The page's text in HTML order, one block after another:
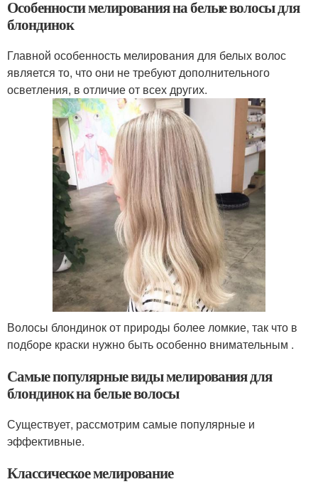
Особенности мелирования на белые волосы для
блондинок
Главной особенность мелирования для белых волос
является то, что они не требуют дополнительного
осветления, в отличие от всех других.
Волосы блондинок от природы более ломкие, так что в
подборе краски нужно быть особенно внимательным .
Самые популярные виды мелирования для
блондинок на белые волосы
Существует, рассмотрим самые популярные и
эффективные.
Классическое мелирование